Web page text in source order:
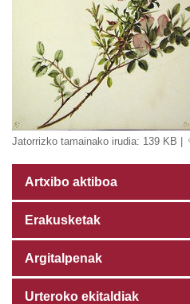
Jatorrizko tamainako irudia: 139 KB
Artxibo aktiboa
Erakusketak
Argitalpenak
Urteroko ekitaldiak